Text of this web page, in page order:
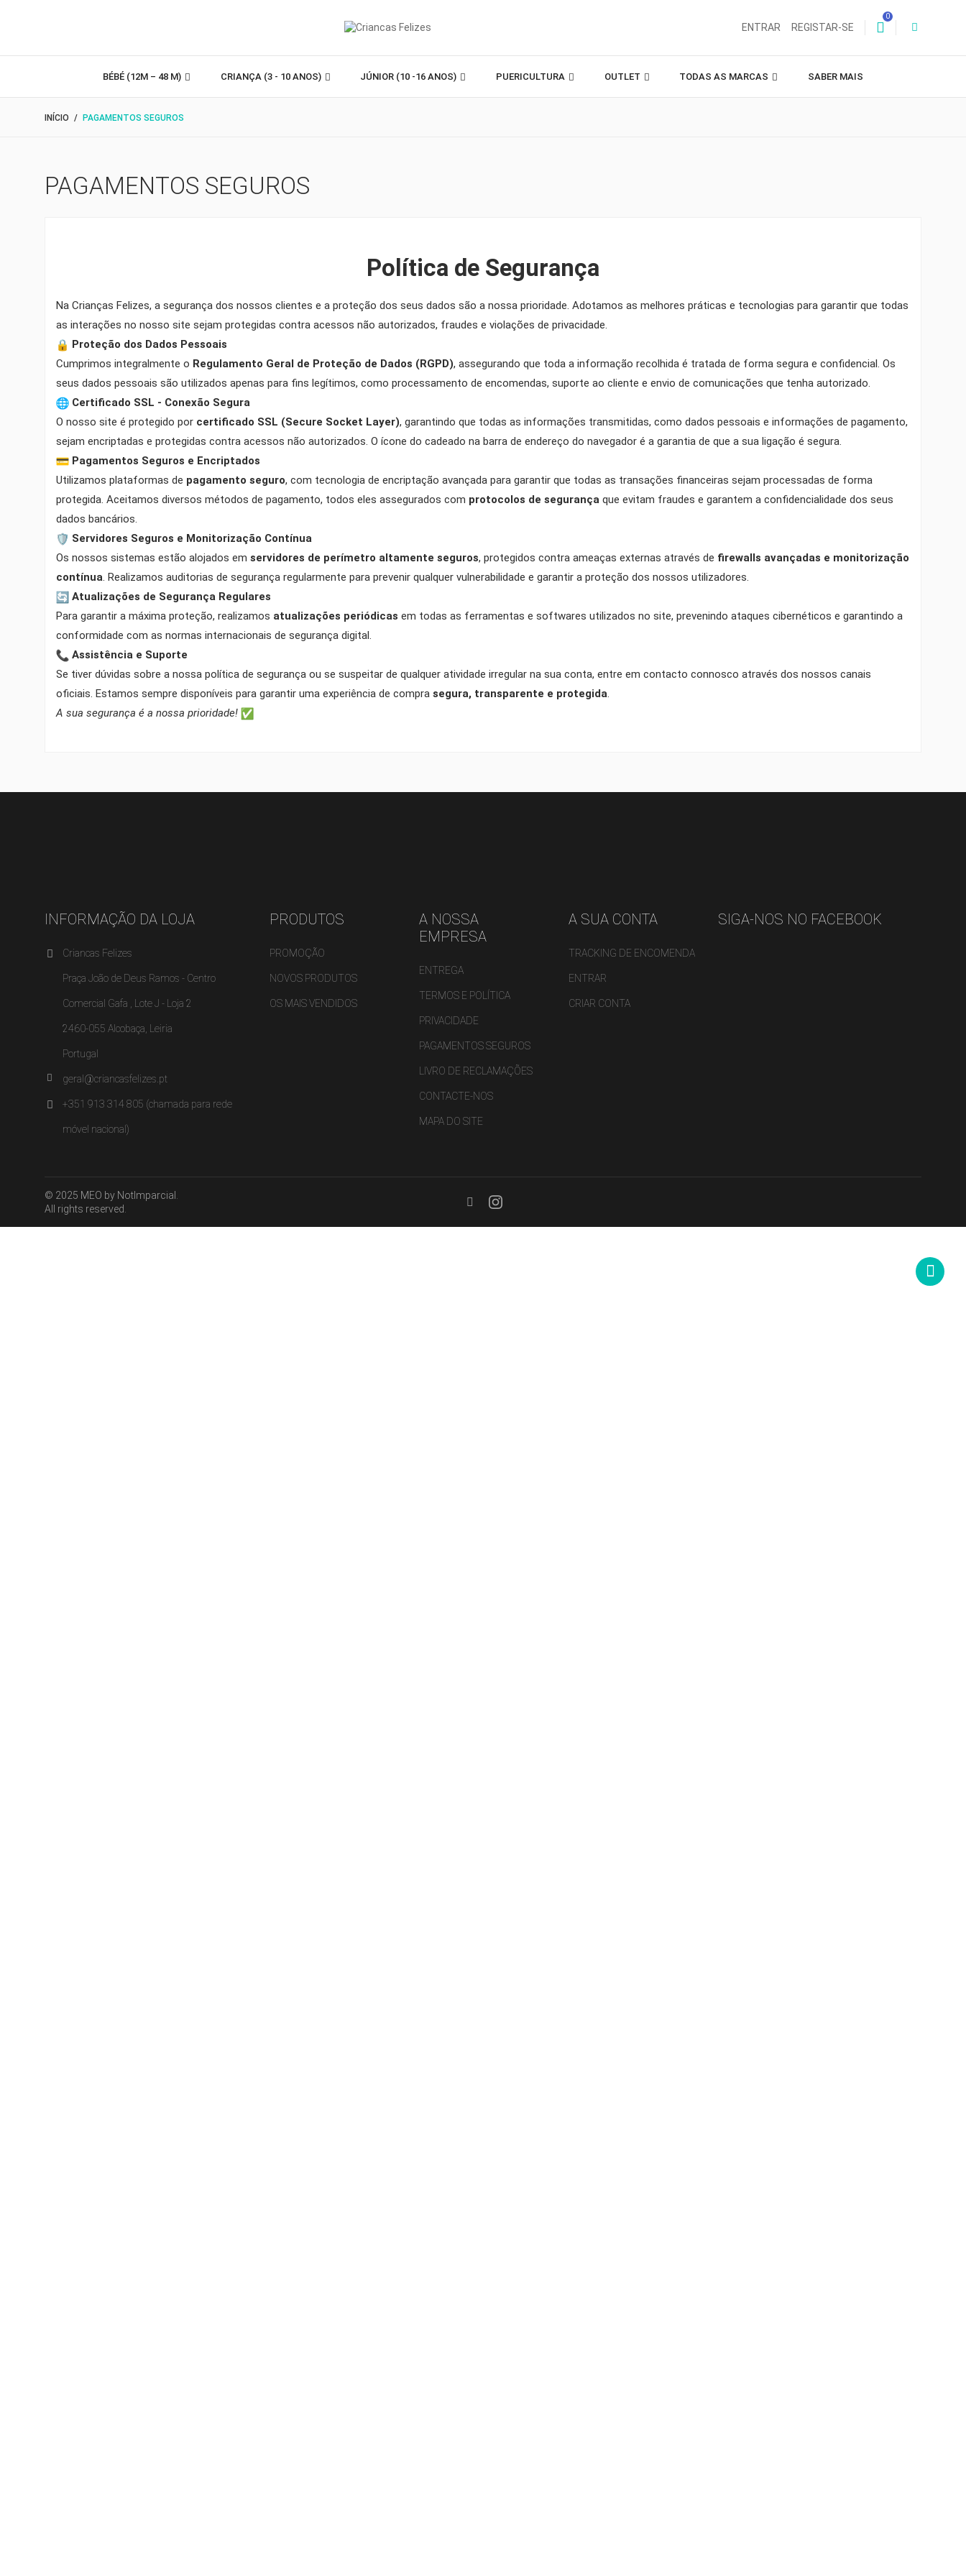
ENTRAR REGISTAR-SE
0
BÉBÉ (12M – 48 M) CRIANÇA (3 - 10 ANOS) JÚNIOR (10 -16 ANOS) PUERICULTURA OUTLET TODAS AS MARCAS SABER MAIS
INÍCIO PAGAMENTOS SEGUROS
PAGAMENTOS SEGUROS
Política de Segurança
Na Crianças Felizes, a segurança dos nossos clientes e a proteção dos seus dados são a nossa prioridade. Adotamos as melhores práticas e tecnologias para garantir que todas
as interações no nosso site sejam protegidas contra acessos não autorizados, fraudes e violações de privacidade.
Proteção dos Dados Pessoais
Cumprimos integralmente o Regulamento Geral de Proteção de Dados (RGPD), assegurando que toda a informação recolhida é tratada de forma segura e confidencial. Os
seus dados pessoais são utilizados apenas para fins legítimos, como processamento de encomendas, suporte ao cliente e envio de comunicações que tenha autorizado.
Certificado SSL - Conexão Segura
O nosso site é protegido por certificado SSL (Secure Socket Layer), garantindo que todas as informações transmitidas, como dados pessoais e informações de pagamento,
sejam encriptadas e protegidas contra acessos não autorizados. O ícone do cadeado na barra de endereço do navegador é a garantia de que a sua ligação é segura.
Pagamentos Seguros e Encriptados
Utilizamos plataformas de pagamento seguro, com tecnologia de encriptação avançada para garantir que todas as transações financeiras sejam processadas de forma
protegida. Aceitamos diversos métodos de pagamento, todos eles assegurados com protocolos de segurança que evitam fraudes e garantem a confidencialidade dos seus
dados bancários.
Servidores Seguros e Monitorização Contínua
Os nossos sistemas estão alojados em servidores de perímetro altamente seguros, protegidos contra ameaças externas através de firewalls avançadas e monitorização
contínua. Realizamos auditorias de segurança regularmente para prevenir qualquer vulnerabilidade e garantir a proteção dos nossos utilizadores.
Atualizações de Segurança Regulares
Para garantir a máxima proteção, realizamos atualizações periódicas em todas as ferramentas e softwares utilizados no site, prevenindo ataques cibernéticos e garantindo a
conformidade com as normas internacionais de segurança digital.
Assistência e Suporte
Se tiver dúvidas sobre a nossa política de segurança ou se suspeitar de qualquer atividade irregular na sua conta, entre em contacto connosco através dos nossos canais
oficiais. Estamos sempre disponíveis para garantir uma experiência de compra segura, transparente e protegida.
A sua segurança é a nossa prioridade!
INFORMAÇÃO DA LOJA
Criancas Felizes
Praça João de Deus Ramos - Centro
Comercial Gafa , Lote J - Loja 2
2460-055 Alcobaça, Leiria
Portugal
geral@criancasfelizes.pt
+351 913 314 805 (chamada para rede
móvel nacional)
PRODUTOS
PROMOÇÃO
NOVOS PRODUTOS
OS MAIS VENDIDOS
A NOSSA
EMPRESA
ENTREGA
TERMOS E POLÍTICA
PRIVACIDADE
PAGAMENTOS SEGUROS
LIVRO DE RECLAMAÇÕES
CONTACTE-NOS
MAPA DO SITE
A SUA CONTA
TRACKING DE ENCOMENDA
ENTRAR
CRIAR CONTA
SIGA-NOS NO FACEBOOK
((MODALTITLE))
((CONFIRMMESSAGE))
((TITLE))
ENTRAR
VOCÊ PRECISA ESTAR LOGADO PARA SALVAR PRODUTOS EM SUA LISTA DE
DESEJOS.
© 2025 MEO by NotImparcial.
All rights reserved.
FacebookInstagram